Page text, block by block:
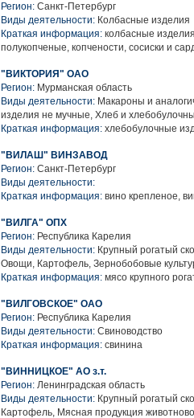
Регион: Санкт-Петербург
Виды деятельности: Колбасные изделия
Краткая информация: колбасные
полукопченые, копчености, сосиски и
"ВИКТОРИЯ" ОАО
Регион: Мурманская область
Виды деятельности: Макароны и
изделия не мучные, Хлеб и
Краткая информация: хлебобулочные
"ВИЛАШ" ВИНЗАВОД
Регион: Санкт-Петербург
Виды деятельности:
Краткая информация: вино крепленое,
"ВИЛГА" ОПХ
Регион: Республика Карелия
Виды деятельности: Крупный рогатый
Овощи, Картофель, Зернобобовые
Краткая информация: мясо крупного
"ВИЛГОВСКОЕ" ОАО
Регион: Республика Карелия
Виды деятельности: Свиноводство
Краткая информация: свинина
"ВИННИЦКОЕ" АО з.т.
Регион: Ленинградская область
Виды деятельности: Крупный рогатый
Картофель, Мясная продукция